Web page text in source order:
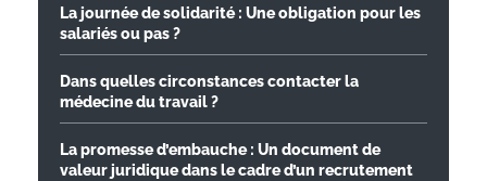
La journée de solidarité : Une obligation pour les
salariés ou pas ?
Dans quelles circonstances contacter la
médecine du travail ?
La promesse d’embauche : Un document de
valeur juridique dans le cadre d’un recrutement